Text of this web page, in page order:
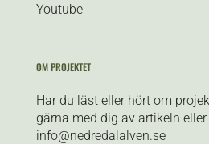
Youtube
OM PROJEKTET
Har du läst eller hört om
gärna med dig av artikeln
info@nedredalalven.se